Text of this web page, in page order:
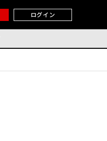
ログイン